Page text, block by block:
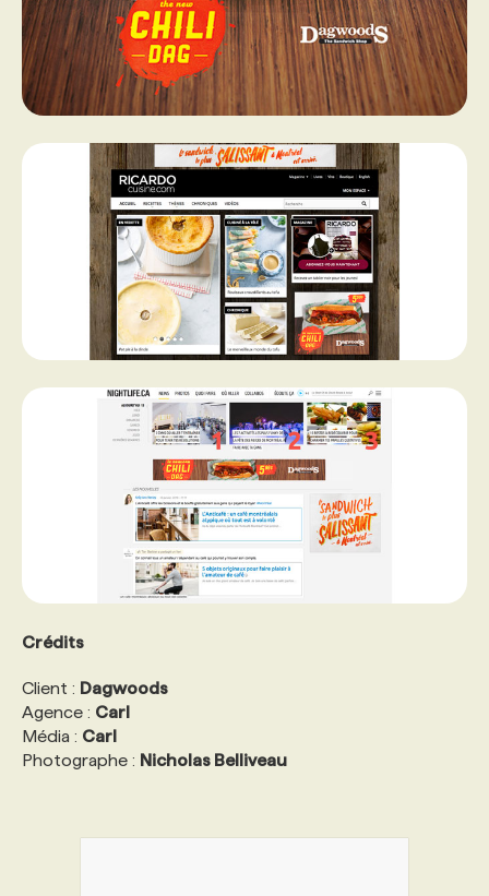
Crédits
Client : Dagwoods
Agence : Carl
Média : Carl
Photographe : Nicholas Belliveau